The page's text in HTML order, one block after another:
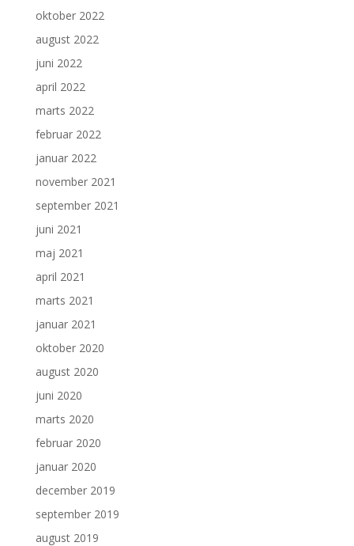
oktober 2022
august 2022
juni 2022
april 2022
marts 2022
februar 2022
januar 2022
november 2021
september 2021
juni 2021
maj 2021
april 2021
marts 2021
januar 2021
oktober 2020
august 2020
juni 2020
marts 2020
februar 2020
januar 2020
december 2019
september 2019
august 2019